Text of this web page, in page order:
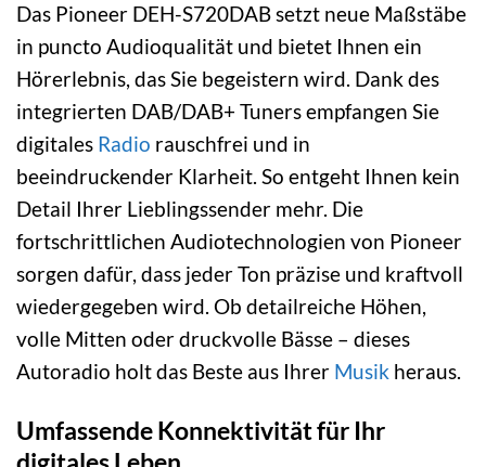
Das Pioneer DEH-S720DAB setzt neue Maßstäbe
in puncto Audioqualität und bietet Ihnen ein
Hörerlebnis, das Sie begeistern wird. Dank des
integrierten DAB/DAB+ Tuners empfangen Sie
digitales Radio rauschfrei und in
beeindruckender Klarheit. So entgeht Ihnen kein
Detail Ihrer Lieblingssender mehr. Die
fortschrittlichen Audiotechnologien von Pioneer
sorgen dafür, dass jeder Ton präzise und kraftvoll
wiedergegeben wird. Ob detailreiche Höhen,
volle Mitten oder druckvolle Bässe – dieses
Autoradio holt das Beste aus Ihrer Musik heraus.
Umfassende Konnektivität für Ihr